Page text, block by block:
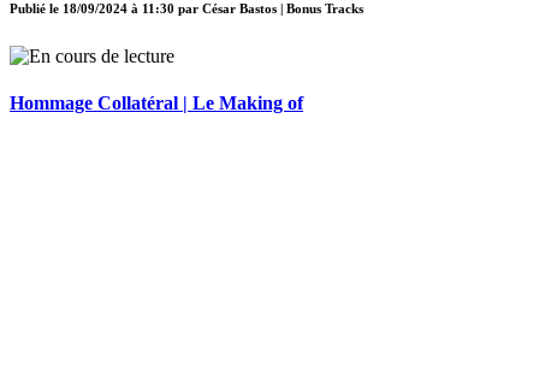
Publié le 18/09/2024 à 11:30 par César Bastos | Bonus Tracks
Hommage Collatéral | Le Making of